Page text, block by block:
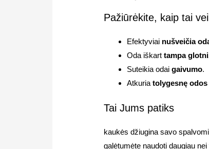
Pažiūrėkite, kaip tai
Efektyviai nušveičia
Oda iškarttampa
Suteikia odaigaivumo.
Atkuriatolygesnę
Tai Jums patiks
kaukės džiugina savo
galėtumėte naudoti daugiau